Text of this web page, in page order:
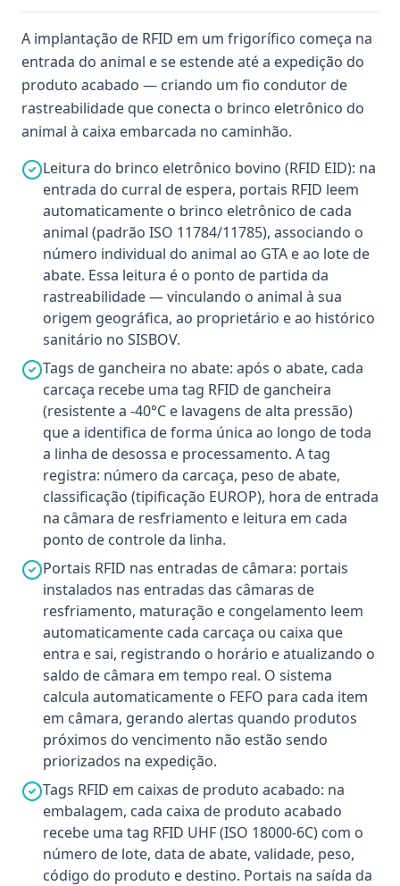
A implantação de RFID em um frigorífico começa na
entrada do animal e se estende até a expedição do
produto acabado — criando um fio condutor de
rastreabilidade que conecta o brinco eletrônico do
animal à caixa embarcada no caminhão.
Leitura do brinco eletrônico bovino (RFID EID): na
entrada do curral de espera, portais RFID leem
automaticamente o brinco eletrônico de cada
animal (padrão ISO 11784/11785), associando o
número individual do animal ao GTA e ao lote de
abate. Essa leitura é o ponto de partida da
rastreabilidade — vinculando o animal à sua
origem geográfica, ao proprietário e ao histórico
sanitário no SISBOV.
Tags de gancheira no abate: após o abate, cada
carcaça recebe uma tag RFID de gancheira
(resistente a -40°C e lavagens de alta pressão)
que a identifica de forma única ao longo de toda
a linha de desossa e processamento. A tag
registra: número da carcaça, peso de abate,
classificação (tipificação EUROP), hora de entrada
na câmara de resfriamento e leitura em cada
ponto de controle da linha.
Portais RFID nas entradas de câmara: portais
instalados nas entradas das câmaras de
resfriamento, maturação e congelamento leem
automaticamente cada carcaça ou caixa que
entra e sai, registrando o horário e atualizando o
saldo de câmara em tempo real. O sistema
calcula automaticamente o FEFO para cada item
em câmara, gerando alertas quando produtos
próximos do vencimento não estão sendo
priorizados na expedição.
Tags RFID em caixas de produto acabado: na
embalagem, cada caixa de produto acabado
recebe uma tag RFID UHF (ISO 18000-6C) com o
número de lote, data de abate, validade, peso,
código do produto e destino. Portais na saída da